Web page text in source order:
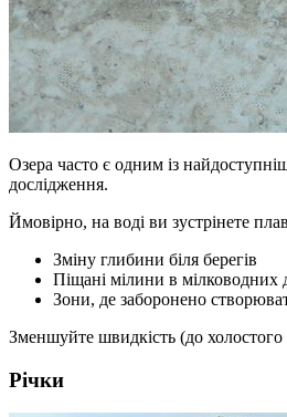
Озера часто є одним із
дослідження.
Ймовірно, на воді ви зустрінете
Зміну глибини біля берегів
Піщані мілини в мілководних
Зони, де заборонено
Зменшуйте швидкість (до холостого
Річки